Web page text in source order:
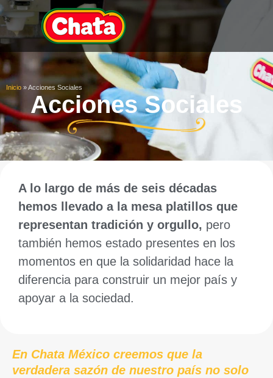
Inicio »Acciones Sociales
Acciones Sociales
A lo largo de más de seis décadas
hemos llevado a la mesa platillos que
representan tradición y orgullo, pero
también hemos estado presentes en los
momentos en que la solidaridad hace la
diferencia para construir un mejor país y
apoyar a la sociedad.
En Chata México creemos que la
verdadera sazón de nuestro país no solo